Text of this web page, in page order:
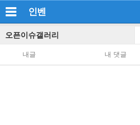
인벤
오픈이슈갤러리
내글 내 댓글